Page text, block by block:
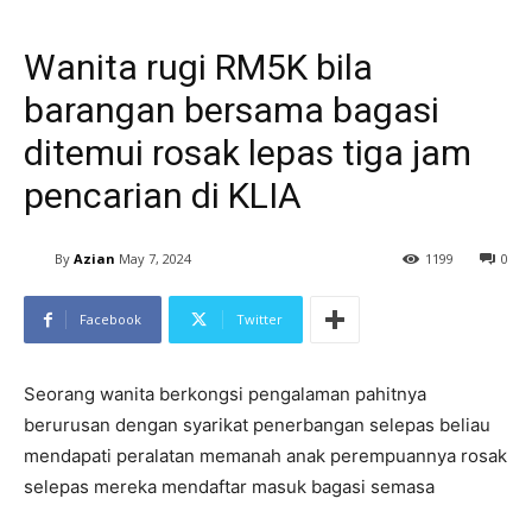
Wanita rugi RM5K bila
barangan bersama bagasi
ditemui rosak lepas tiga jam
pencarian di KLIA
By Azian May 7, 2024 0
1199
Facebook Twitter
Seorang wanita berkongsi pengalaman pahitnya
berurusan dengan syarikat penerbangan selepas beliau
mendapati peralatan memanah anak perempuannya rosak
selepas mereka mendaftar masuk bagasi semasa